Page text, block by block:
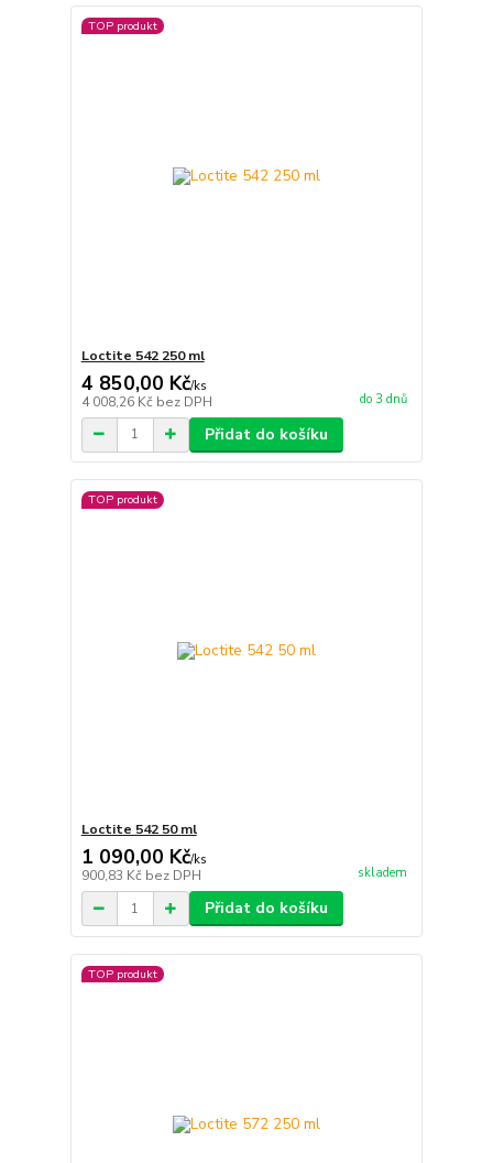
TOP produkt
Loctite 542 250 ml
4 850,00 Kč/ks
4 008,26 Kč bez DPH do 3 dnů
Přidat do košíku
TOP produkt
Loctite 542 50 ml
1 090,00 Kč/ks
900,83 Kč bez DPH skladem
Přidat do košíku
TOP produkt